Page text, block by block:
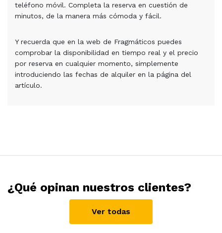
teléfono móvil. Completa la reserva en cuestión de
minutos, de la manera más cómoda y fácil.
Y recuerda que en la web de Fragmáticos puedes
comprobar la disponibilidad en tiempo real y el precio
por reserva en cualquier momento, simplemente
introduciendo las fechas de alquiler en la página del
artículo.
¿Qué opinan nuestros clientes?
Ver todas